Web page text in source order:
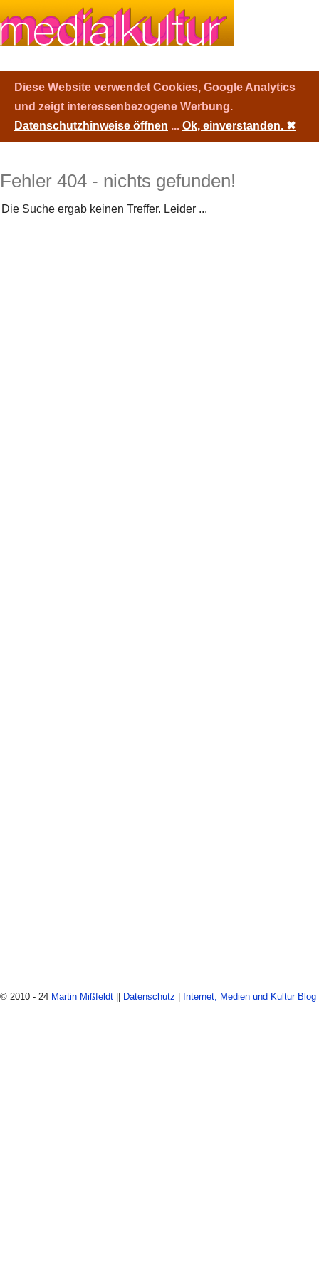
Diese Website verwendet Cookies, Google Analytics
und zeigt interessenbezogene Werbung.
Datenschutzhinweise öffnen ... Ok, einverstanden. ✖
Fehler 404 - nichts gefunden!
Die Suche ergab keinen Treffer. Leider ...
© 2010 - 24 Martin Mißfeldt Datenschutz Internet, Medien und Kultur Blog